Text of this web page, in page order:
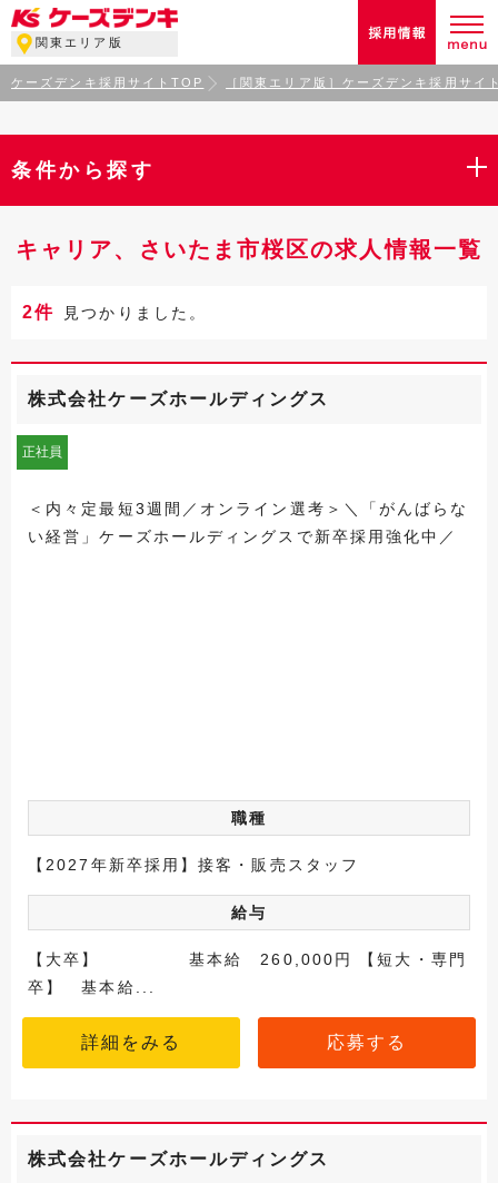
関東エリア版
ケーズデンキ採用サイトTOP ［関東エリア版］ケーズデンキ採用サイ
条件から探す
キャリア、さいたま市桜区の求人情報一覧
2件 見つかりました。
株式会社ケーズホールディングス
正社員
＜内々定最短3週間／オンライン選考＞＼「がんばらな
い経営」ケーズホールディングスで新卒採用強化中／
職種
【2027年新卒採用】接客・販売スタッフ
給与
【大卒】 基本給 260,000円 【短大・専門
卒】 基本給...
詳細をみる 応募する
株式会社ケーズホールディングス